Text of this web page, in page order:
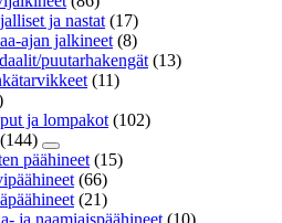
ja nastat (17)
ajan jalkineet (8)
puutarhakengät (13)
(11)
ja lompakot (102)
(144)
päähineet (15)
(66)
(21)